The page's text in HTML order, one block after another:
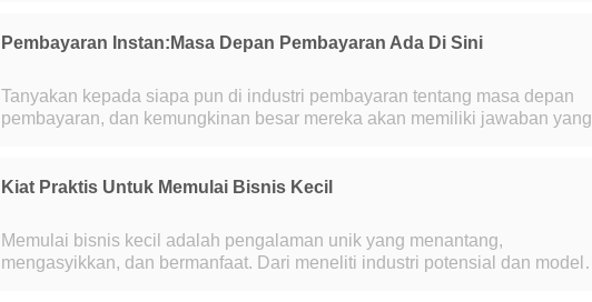
Pembayaran Instan:Masa Depan Pembayaran Ada Di Sini
Tanyakan kepada siapa pun di industri pembayaran tentang masa depan
pembayaran, dan kemungkinan besar mereka akan memiliki jawaban yang
Kiat Praktis Untuk Memulai Bisnis Kecil
Memulai bisnis kecil adalah pengalaman unik yang menantang,
mengasyikkan, dan bermanfaat. Dari meneliti industri potensial dan model